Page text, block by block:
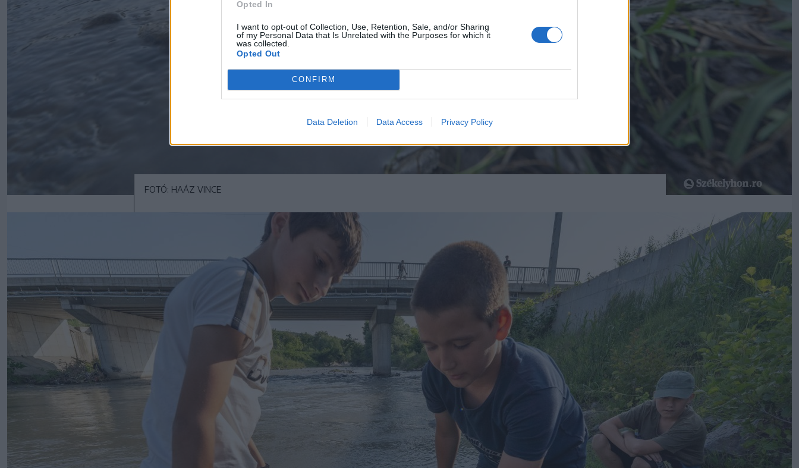
Opted In
I want to opt-out of Collection, Use, Retention, Sale, and/or Sharing
of my Personal Data that Is Unrelated with the Purposes for which it
was collected.
Opted Out
CONFIRM
Data Deletion Data Access Privacy Policy
FOTÓ: HAÁZ VINCE